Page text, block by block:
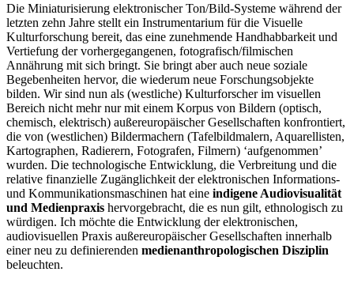
Die Miniaturisierung elektronischer Ton/Bild-Systeme während der
letzten zehn Jahre stellt ein Instrumentarium für die Visuelle
Kulturforschung bereit, das eine zunehmende Handhabbarkeit und
Vertiefung der vorhergegangenen, fotografisch/filmischen
Annährung mit sich bringt. Sie bringt aber auch neue soziale
Begebenheiten hervor, die wiederum neue Forschungsobjekte
bilden. Wir sind nun als (westliche) Kulturforscher im visuellen
Bereich nicht mehr nur mit einem Korpus von Bildern (optisch,
chemisch, elektrisch) außereuropäischer Gesellschaften konfrontiert,
die von (westlichen) Bildermachern (Tafelbildmalern, Aquarellisten,
Kartographen, Radierern, Fotografen, Filmern) ‘aufgenommen’
wurden. Die technologische Entwicklung, die Verbreitung und die
relative finanzielle Zugänglichkeit der elektronischen Informations-
und Kommunikationsmaschinen hat eine indigene Audiovisualität
und Medienpraxis hervorgebracht, die es nun gilt, ethnologisch zu
würdigen. Ich möchte die Entwicklung der elektronischen,
audiovisuellen Praxis außereuropäischer Gesellschaften innerhalb
einer neu zu definierenden medienanthropologischen Disziplin
beleuchten.